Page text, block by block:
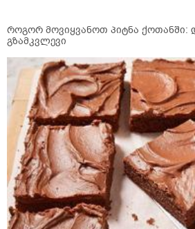
როგორ მოვიყვანოთ პიტნა ქოთანში:
გზამკვლევი